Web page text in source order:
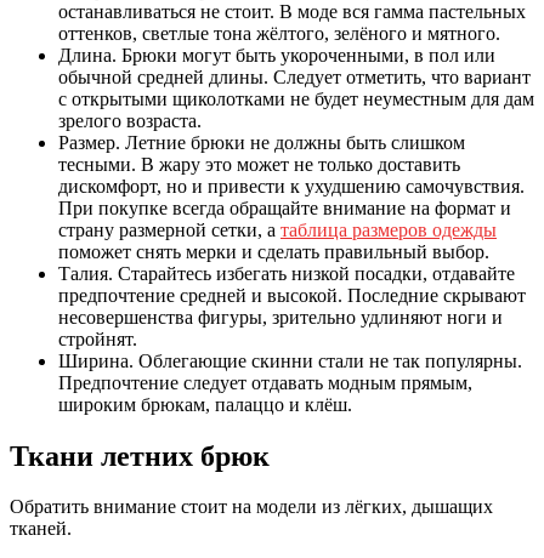
останавливаться не стоит. В моде вся гамма пастельных
оттенков, светлые тона жёлтого, зелёного и мятного.
Длина. Брюки могут быть укороченными, в пол или
обычной средней длины. Следует отметить, что вариант
с открытыми щиколотками не будет неуместным для дам
зрелого возраста.
Размер. Летние брюки не должны быть слишком
тесными. В жару это может не только доставить
дискомфорт, но и привести к ухудшению самочувствия.
При покупке всегда обращайте внимание на формат и
страну размерной сетки, а таблица размеров одежды
поможет снять мерки и сделать правильный выбор.
Талия. Старайтесь избегать низкой посадки, отдавайте
предпочтение средней и высокой. Последние скрывают
несовершенства фигуры, зрительно удлиняют ноги и
стройнят.
Ширина. Облегающие скинни стали не так популярны.
Предпочтение следует отдавать модным прямым,
широким брюкам, палаццо и клёш.
Ткани летних брюк
Обратить внимание стоит на модели из лёгких, дышащих
тканей.